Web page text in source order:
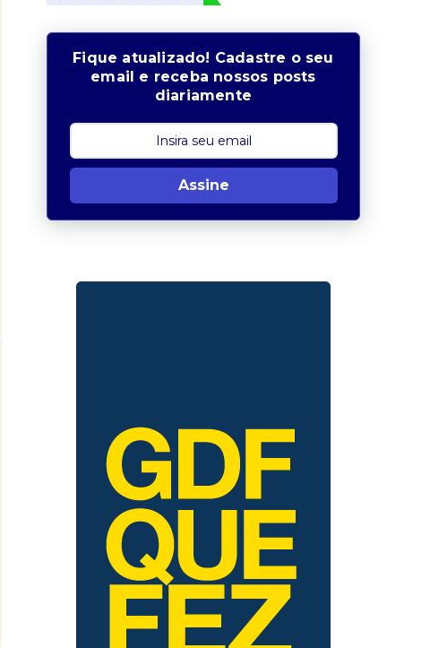
Fique atualizado! Cadastre o seu
email e receba nossos posts
diariamente
Assine